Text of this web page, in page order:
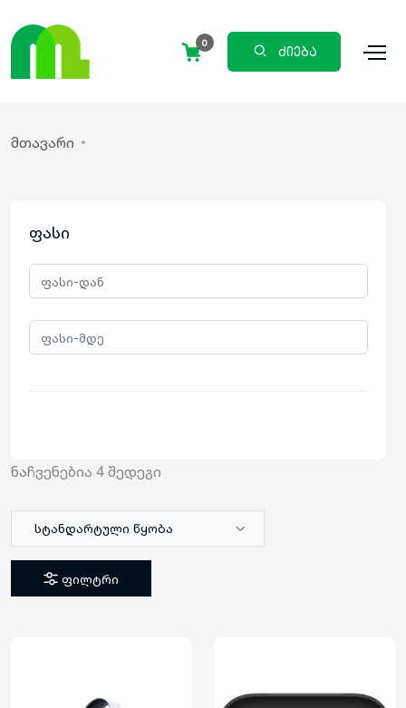
0
ძიება
მთავარი
ფასი
ნაჩვენებია 4 შედეგი
სტანდარტული წყობა
ფილტრი